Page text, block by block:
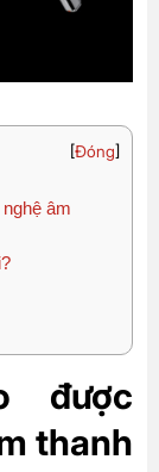
[Đóng]
âm
được
thanh